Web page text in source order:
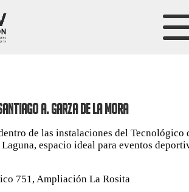
A. GARZA DE LA MORA
de las instalaciones del Tecnológico
espacio ideal para eventos
751, Ampliación La Rosita